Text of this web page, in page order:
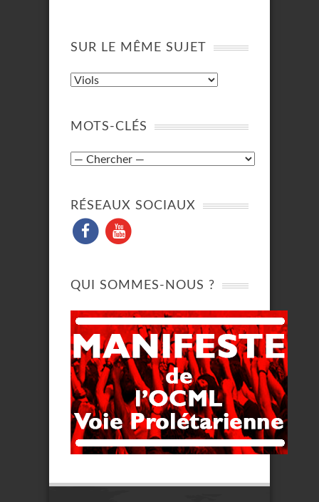
SUR LE MÊME SUJET
MOTS-CLÉS
RÉSEAUX SOCIAUX
QUI SOMMES-NOUS ?